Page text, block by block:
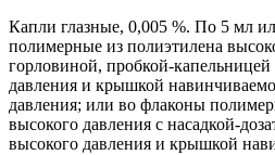
Капли глазные, 0,005 %. По 5 мл
полимерные из полиэтилена
горловиной, пробкой-капельницей
давления и крышкой
давления; или во флаконы
высокого давления с насадкой-
высокого давления и крышкой